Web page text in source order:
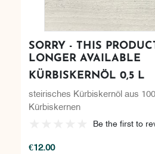
SORRY - THIS
LONGER AVAILABLE
KÜRBISKERNÖL 0,5 L
steirisches Kürbiskernöl aus
Kürbiskernen
Be the first to
€12.00